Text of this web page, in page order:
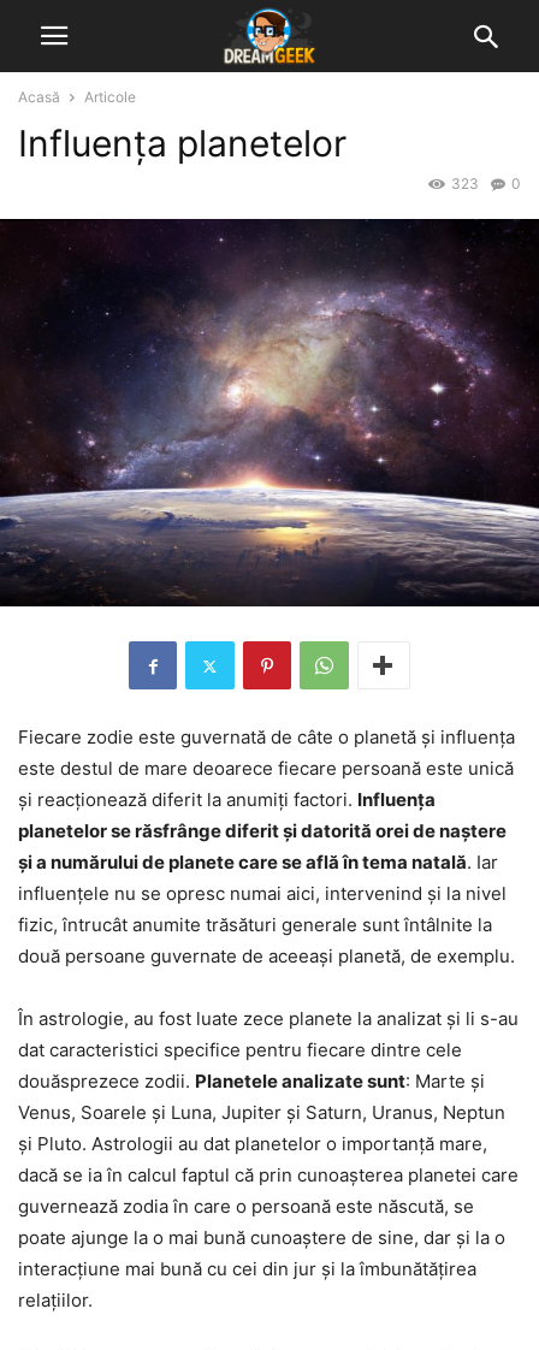
Acasă Articole
Influența planetelor
0
323
Fiecare zodie este guvernată de câte o planetă și influența
este destul de mare deoarece fiecare persoană este unică
și reacționează diferit la anumiți factori. Influența
planetelor se răsfrânge diferit și datorită orei de naștere
și a numărului de planete care se află în tema natală. Iar
influențele nu se opresc numai aici, intervenind și la nivel
fizic, întrucât anumite trăsături generale sunt întâlnite la
două persoane guvernate de aceeași planetă, de exemplu.
În astrologie, au fost luate zece planete la analizat și li s-au
dat caracteristici specifice pentru fiecare dintre cele
douăsprezece zodii. Planetele analizate sunt: Marte și
Venus, Soarele și Luna, Jupiter și Saturn, Uranus, Neptun
și Pluto. Astrologii au dat planetelor o importanță mare,
dacă se ia în calcul faptul că prin cunoașterea planetei care
guvernează zodia în care o persoană este născută, se
poate ajunge la o mai bună cunoaștere de sine, dar și la o
interacțiune mai bună cu cei din jur și la îmbunătățirea
relațiilor.